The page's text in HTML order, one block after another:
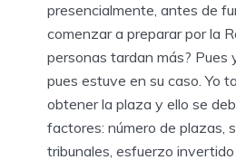
presencialmente, antes de
comenzar a preparar por la
personas tardan más? Pues
pues estuve en su caso. Yo
obtener la plaza y ello se
factores: número de plazas,
tribunales, esfuerzo